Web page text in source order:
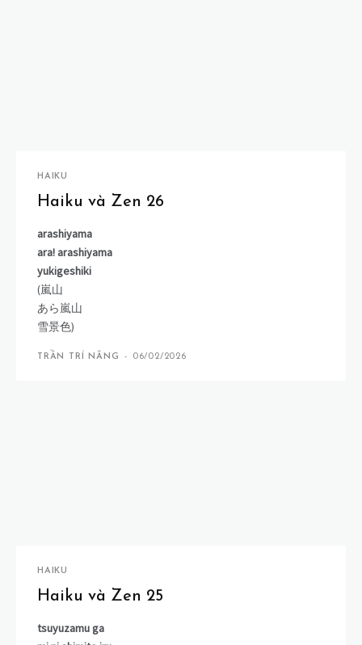
HAIKU
Haiku và Zen 26
arashiyama
ara! arashiyama
yukigeshiki
(嵐山
あら嵐山
雪景色)
TRẦN TRÍ NĂNG - 06/02/2026
HAIKU
Haiku và Zen 25
tsuyuzamu ga